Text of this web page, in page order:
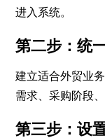
进入系统。
第二步：统
建立适合外贸业
需求、采购阶段
第三步：设